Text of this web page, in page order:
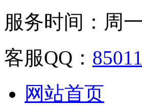
服务时间：周
客服QQ：
网站首页